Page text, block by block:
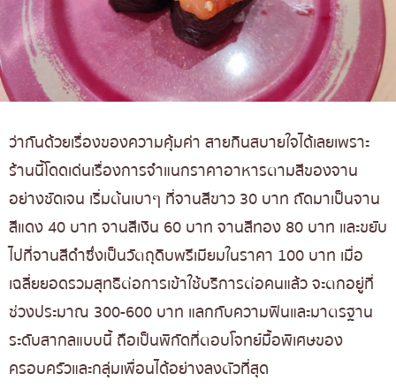
ว่ากันด้วยเรื่องของความคุ้มค่า สายกินสบายใจได้เลยเพราะ
ร้านนี้โดดเด่นเรื่องการจำแนกราคาอาหารตามสีของจาน
อย่างชัดเจน เริ่มต้นเบาๆ ที่จานสีขาว 30 บาท ถัดมาเป็นจาน
สีแดง 40 บาท จานสีเงิน 60 บาท จานสีทอง 80 บาท และขยับ
ไปที่จานสีดำซึ่งเป็นวัตถุดิบพรีเมียมในราคา 100 บาท เมื่อ
เฉลี่ยยอดรวมสุทธิต่อการเข้าใช้บริการต่อคนแล้ว จะตกอยู่ที่
ช่วงประมาณ 300-600 บาท แลกกับความฟินและมาตรฐาน
ระดับสากลแบบนี้ ถือเป็นพิกัดที่ตอบโจทย์มื้อพิเศษของ
ครอบครัวและกลุ่มเพื่อนได้อย่างลงตัวที่สุด